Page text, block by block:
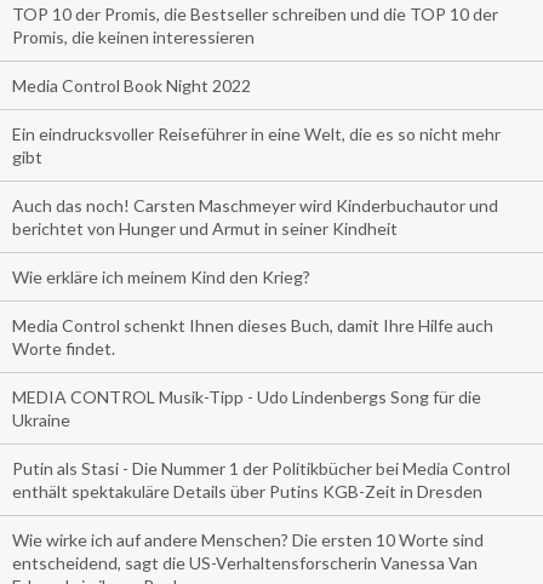
TOP 10 der Promis, die Bestseller schreiben und die TOP 10 der
Promis, die keinen interessieren
Media Control Book Night 2022
Ein eindrucksvoller Reiseführer in eine Welt, die es so nicht mehr
gibt
Auch das noch! Carsten Maschmeyer wird Kinderbuchautor und
berichtet von Hunger und Armut in seiner Kindheit
Wie erkläre ich meinem Kind den Krieg?
Media Control schenkt Ihnen dieses Buch, damit Ihre Hilfe auch
Worte findet.
MEDIA CONTROL Musik-Tipp - Udo Lindenbergs Song für die
Ukraine
Putin als Stasi - Die Nummer 1 der Politikbücher bei Media Control
enthält spektakuläre Details über Putins KGB-Zeit in Dresden
Wie wirke ich auf andere Menschen? Die ersten 10 Worte sind
entscheidend, sagt die US-Verhaltensforscherin Vanessa Van